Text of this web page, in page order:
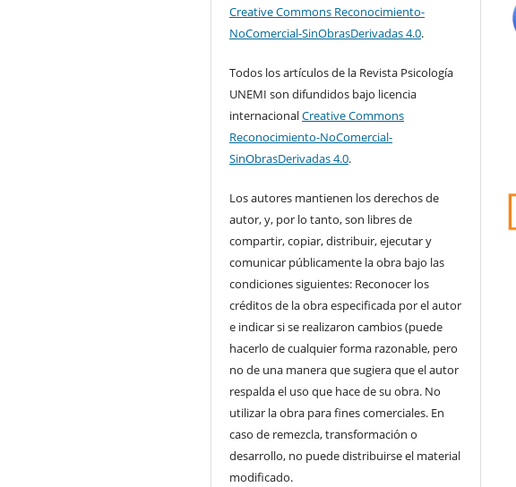
Creative Commons Reconocimiento-
NoComercial-SinObrasDerivadas 4.0.
Todos los artículos de la Revista Psicología
UNEMI son difundidos bajo licencia
internacionalCreative Commons
Reconocimiento-NoComercial-
SinObrasDerivadas 4.0.
Los autores mantienen los derechos de
autor, y, por lo tanto, son libres de
compartir, copiar, distribuir, ejecutar y
comunicar públicamente la obra bajo las
condiciones siguientes: Reconocer los
créditos de la obra especificada por el autor
e indicar si se realizaron cambios (puede
hacerlo de cualquier forma razonable, pero
no de una manera que sugiera que el autor
respalda el uso que hace de su obra. No
utilizar la obra para fines comerciales. En
caso de remezcla, transformación o
desarrollo, no puede distribuirse el material
modificado.